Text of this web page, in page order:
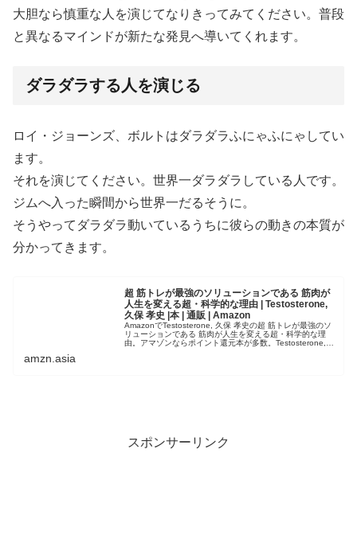
大胆なら慎重な人を演じてなりきってみてください。普段
と異なるマインドが新たな発見へ導いてくれます。
ダラダラする人を演じる
ロイ・ジョーンズ、ボルトはダラダラふにゃふにゃしてい
ます。
それを演じてください。世界一ダラダラしている人です。
ジムへ入った瞬間から世界一だるそうに。
そうやってダラダラ動いているうちに彼らの動きの本質が
分かってきます。
超 筋トレが最強のソリューションである 筋肉が
人生を変える超・科学的な理由 | Testosterone,
久保 孝史 |本 | 通販 | Amazon
AmazonでTestosterone, 久保 孝史の超 筋トレが最強のソ
リューションである 筋肉が人生を変える超・科学的な理
由。アマゾンならポイント還元本が多数。Testosterone,
amzn.asia
スポンサーリンク